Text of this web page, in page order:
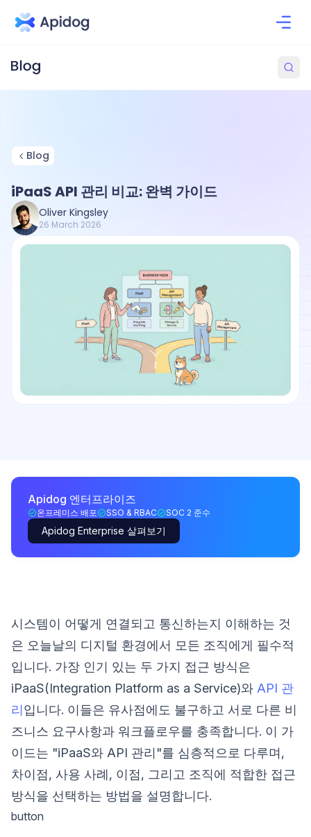
Blog
iPaaS API 관리 비교: 완벽 가이드
Oliver Kingsley
26 March 2026
Apidog 엔터프라이즈
온프레미스 배포 SSO & RBAC SOC 2 준수
Apidog Enterprise 살펴보기
시스템이 어떻게 연결되고 통신하는지 이해하는 것
은 오늘날의 디지털 환경에서 모든 조직에게 필수적
입니다. 가장 인기 있는 두 가지 접근 방식은
iPaaS(Integration Platform as a Service)와 API 관
리입니다. 이들은 유사점에도 불구하고 서로 다른 비
즈니스 요구사항과 워크플로우를 충족합니다. 이 가
이드는 "iPaaS와 API 관리"를 심층적으로 다루며,
차이점, 사용 사례, 이점, 그리고 조직에 적합한 접근
방식을 선택하는 방법을 설명합니다.
button